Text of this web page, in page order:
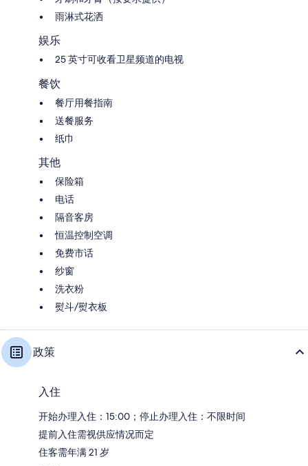
雨淋式花洒
娱乐
25 英寸可收看卫星频道的电视
餐饮
餐厅用餐指南
送餐服务
纸巾
其他
保险箱
电话
隔音客房
恒温控制空调
免费市话
纱窗
洗衣粉
熨斗/熨衣板
政策
入住
开始办理入住：15:00；停止办理入住：不限时间
提前入住需视供应情况而定
住客需年满 21 岁